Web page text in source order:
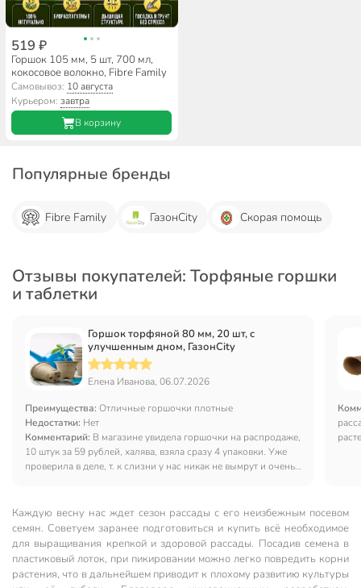
519 ₽
Горшок 105 мм, 5 шт, 700 мл,
кокосовое волокно, Fibre Family
Самовывоз: 10 августа
Курьером:завтра
В корзину
Популярные бренды
Fibre Family ГазонCity Скорая помощь
Отзывы покупателей: Торфяные горшки
и таблетки
Горшок торфяной 80 мм, 20 шт, с
улучшенным дном, ГазонCity
Елена Иванова, 06.07.2026
Преимущества: Отличные горшочки плотные
Недостатки: Нет
Комментарий: В магазине увидела горшочки на распродаже,
10 штук за 59 рублей, халява, взяла сразу 4 упаковки. Уже
проверила в деле, т. к слизни у нас никак не вымрут и очень
ломается, не деформируется-довольна. Люблю этот магазин,
когда акции, то любовь просто возрастает,
Каждую весну нас ждет сезон рассады с его неизбежным посевом
семян. Советуем заранее подготовиться и купить всё необходимое
для выращивания крепкой и здоровой рассады. Посадив семена в
пластиковый лоток, при пикировании можно легко повредить корни
растения, что в дальнейшем приводит к плохому развитию культуры